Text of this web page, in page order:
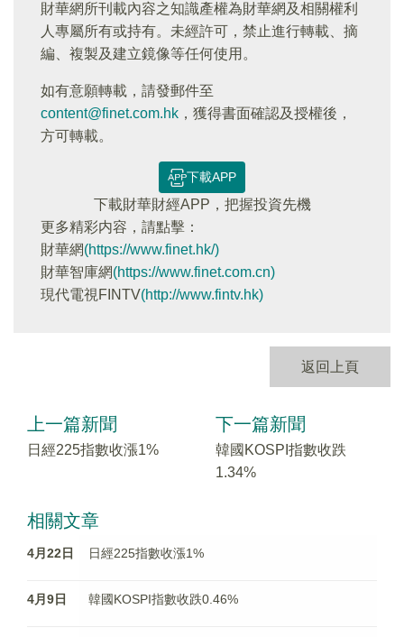
財華網所刊載內容之知識產權為財華網及相關權利
人專屬所有或持有。未經許可，禁止進行轉載、摘
編、複製及建立鏡像等任何使用。
如有意願轉載，請發郵件至
content@finet.com.hk ，獲得書面確認及授權後，
方可轉載。
下載APP
下載財華財經APP，把握投資先機
更多精彩内容，請點擊：
財華網(https://www.finet.hk/)
財華智庫網(https://www.finet.com.cn)
現代電視FINTV(http://www.fintv.hk)
返回上頁
上一篇新聞
日經225指數收漲1%
下一篇新聞
韓國KOSPI指數收跌
1.34%
相關文章
4月22日 日經225指數收漲1%
4月9日 韓國KOSPI指數收跌0.46%